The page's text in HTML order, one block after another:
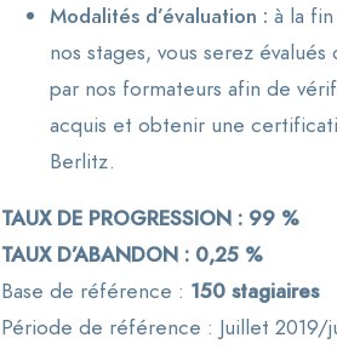
Modalités d’évaluation : à la
nos stages, vous serez évalués
par nos formateurs afin de
acquis et obtenir une
Berlitz.
TAUX DE PROGRESSION : 99 %
TAUX D’ABANDON : 0,25 %
Base de référence : 150 stagiaires
Période de référence : Juillet 2019/